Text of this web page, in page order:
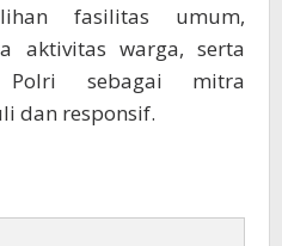
fasilitas umum,
aktivitas warga, serta
sebagai mitra
dan responsif.